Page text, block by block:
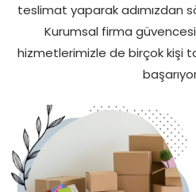
teslimat yaparak adımızdan
Kurumsal firma
hizmetlerimizle de birçok kişi